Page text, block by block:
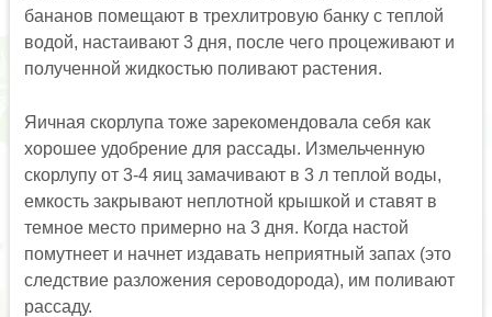
бананов помещают в трехлитровую банку с теплой
водой, настаивают 3 дня, после чего процеживают и
полученной жидкостью поливают растения.
Яичная скорлупа тоже зарекомендовала себя как
хорошее удобрение для рассады. Измельченную
скорлупу от 3-4 яиц замачивают в 3 л теплой воды,
емкость закрывают неплотной крышкой и ставят в
темное место примерно на 3 дня. Когда настой
помутнеет и начнет издавать неприятный запах (это
следствие разложения сероводорода), им поливают
рассаду.